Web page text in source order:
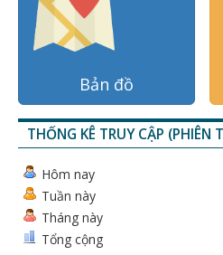
Bản đồ
THỐNG KÊ TRUY CẬP (PHIÊN
Hôm nay
Tuần này
Tháng này
Tổng cộng